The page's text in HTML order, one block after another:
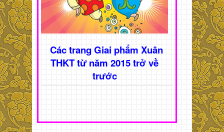
Các trang Giai phẩm Xuân
THKT từ năm 2015 trở về
trước